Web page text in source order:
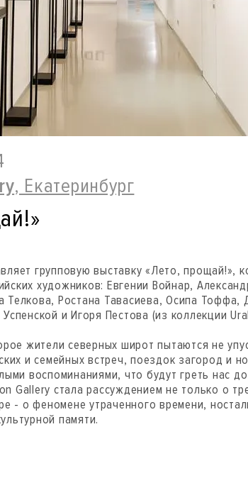
, Екатеринбург
групповую выставку «Лето, прощай!»,
художников: Евгении Войнар,
Ростана Тавасиева, Осипа Тоффа,
и Игоря Пестова (из коллекции
жители северных широт пытаются не
и семейных встреч, поездок загород и
воспоминаниями, что будут греть нас
Gallery стала рассуждением не только о
- о феномене утраченного времени,
памяти.